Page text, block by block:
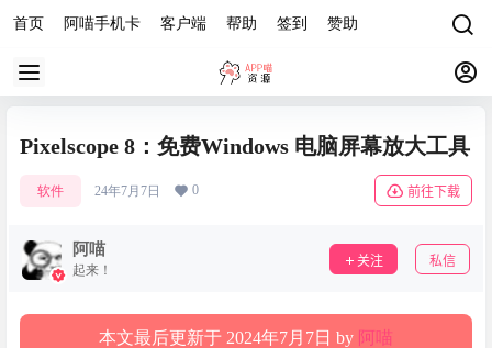
首页 阿喵手机卡 客户端 帮助 签到 赞助
Pixelscope 8：免费Windows 电脑屏幕放大工具
软件 24年7月7日 0 前往下载
阿喵
起来！
关注 私信
本文最后更新于 2024年7月7日 by 阿喵